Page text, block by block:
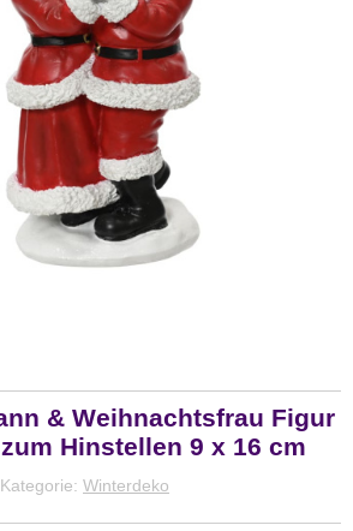
& Weihnachtsfrau Figur
Hinstellen 9 x 16 cm
Kategorie: Winterdeko